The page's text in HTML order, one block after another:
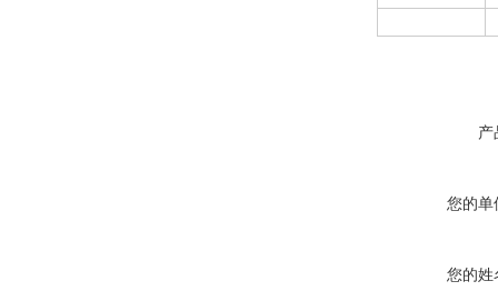
产
您的单
您的姓